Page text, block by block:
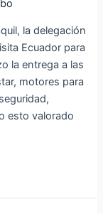
la delegación
Ecuador para
la entrega a las
motores para
esto valorado